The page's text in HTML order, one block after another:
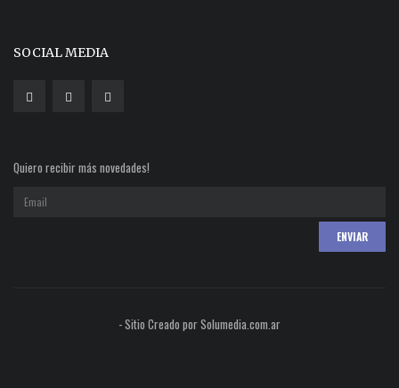
SOCIAL MEDIA
Quiero recibir más novedades!
- Sitio Creado por Solumedia.com.ar